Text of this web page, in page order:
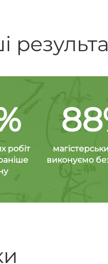
робіт
виконуємо